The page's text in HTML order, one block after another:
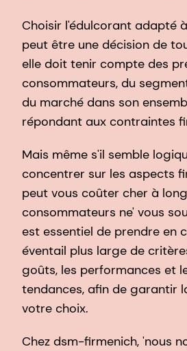
Choisir l'édulcorant adapté
peut être une décision de
elle doit tenir compte des
consommateurs, du
du marché dans son
répondant aux contraintes
Mais même s'il semble
concentrer sur les aspects
peut vous coûter cher à
consommateurs ne' vous
est essentiel de prendre en
éventail plus large de
goûts, les performances et
tendances, afin de garantir
votre choix.
Chez dsm-firmenich, 'nous